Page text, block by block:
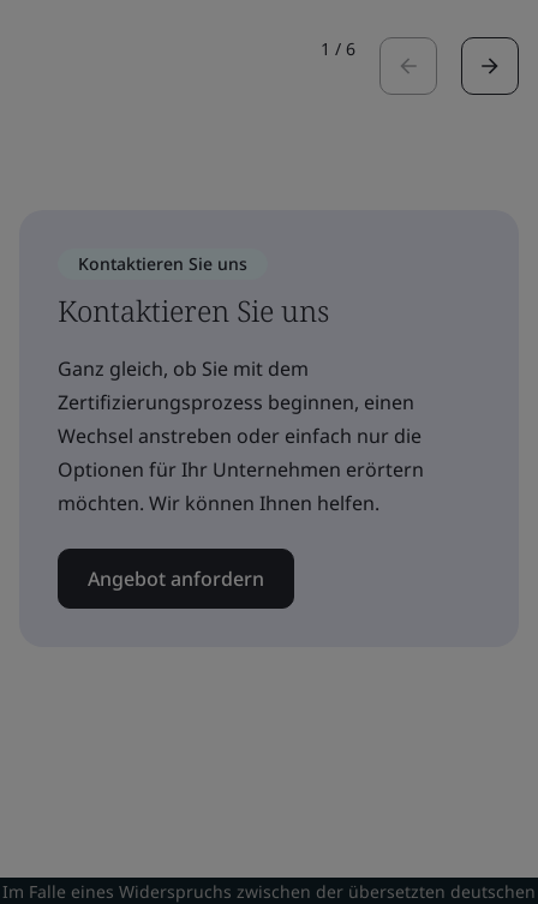
1 / 6
Kontaktieren Sie uns
Kontaktieren Sie uns
Ganz gleich, ob Sie mit dem
Zertifizierungsprozess beginnen, einen
Wechsel anstreben oder einfach nur die
Optionen für Ihr Unternehmen erörtern
möchten. Wir können Ihnen helfen.
Angebot anfordern
Im Falle eines Widerspruchs zwischen der übersetzten deutschen